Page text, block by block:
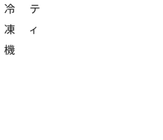
冷
凍
機
テ
ィ